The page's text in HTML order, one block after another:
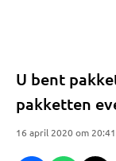
U bent
pakketten
16 april 2020 om